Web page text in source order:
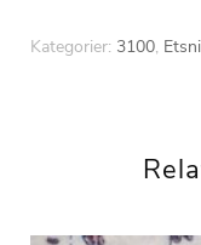
Kategorier: 3100,